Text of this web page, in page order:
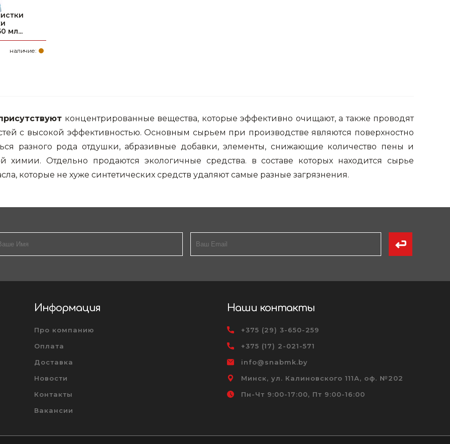
мл...
наличие:
концентрированные вещества, которые эффективно очищают, а также проводят
с высокой эффективностью. Основным сырьем при производстве являются поверхностно
разного рода отдушки, абразивные добавки, элементы, снижающие количество пены и
химии. Отдельно продаются экологичные средства. в составе которых находится сырье
которые не хуже синтетических средств удаляют самые разные загрязнения.
Информация
Про компанию
Оплата
Доставка
Новости
Контакты
Вакансии
Наши контакты
+375 (29) 3-650-259
+375 (17) 2-021-571
info@snabmk.by
Минск, ул. Калиновского 111А, оф. №202
Пн-Чт 9:00-17:00, Пт 9:00-16:00